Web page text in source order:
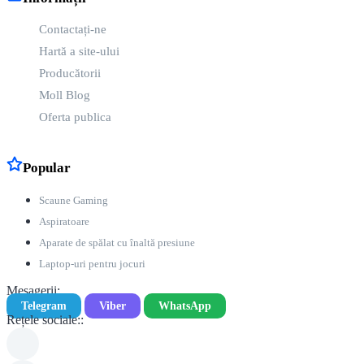
produsul perfect pentru nevoile dvs. la Moll Market. Alegeți calitatea
Contactați-ne
Hartă a site-ului
Producătorii
Moll Blog
Oferta publica
Popular
Scaune Gaming
Aspiratoare
Aparate de spălat cu înaltă presiune
Laptop-uri pentru jocuri
Mesagerii:
Telegram Viber WhatsApp
Rețele sociale::